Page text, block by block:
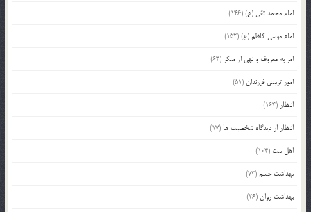
امام محمد تقی (ع)(146)
امام موسی کاظم (ع)(152)
امر به معروف و نهی از منکر (63)
امور تربیتی فرزندان(51)
انتظار (164)
انتظار از دیدگاه شخصیت ها (17)
اهل بیت (104)
بهداشت جسم(73)
بهداشت روان(26)